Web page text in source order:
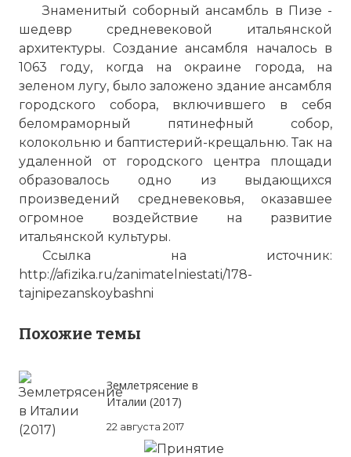
Знаменитый соборный ансамбль в Пизе -
шедевр средневековой итальянской
архитектуры. Создание ансамбля началось в
1063 году, когда на окраине города, на
зеленом лугу, было заложено здание ансамбля
городского собора, включившего в себя
беломраморный пятинефный собор,
колокольню и баптистерий-крещальню. Так на
удаленной от городского центра площади
образовалось одно из выдающихся
произведений средневековья, оказавшее
огромное воздействие на развитие
итальянской культуры.
Ссылка на источник:
http://afizika.ru/zanimatelniestati/178-
tajnipezanskoybashni
Похожие темы
Землетрясение в
Италии (2017)
22 августа 2017